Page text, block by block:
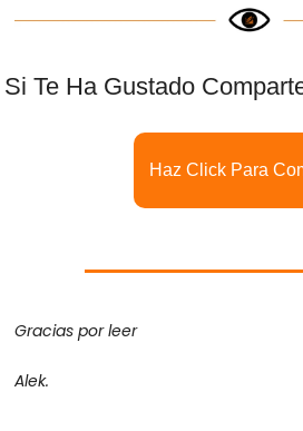
Si Te Ha Gustado
Haz Click Para
Gracias por leer
Alek.